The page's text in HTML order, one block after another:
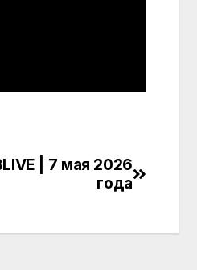
| 7 мая 2026
года